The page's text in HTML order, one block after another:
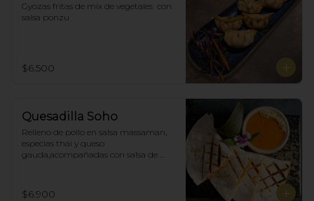
Gyozas fritas de mix de vegetales  con
salsa ponzu
$6.500
Quesadilla Soho
Relleno de pollo en salsa massaman,
especias thai y queso
gauda,acompañadas con salsa de
$6.900